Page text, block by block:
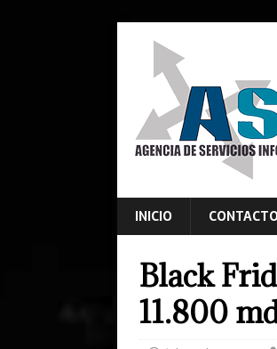
INICIO CONTACTO
Black
11.800